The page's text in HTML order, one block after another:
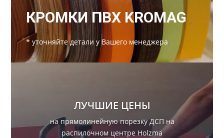
КРОМКИ ПВХ KROMAG
* уточняйте детали у Вашего менеджера